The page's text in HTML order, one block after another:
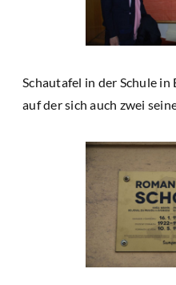
Schautafel in der Schule
auf der sich auch zwei